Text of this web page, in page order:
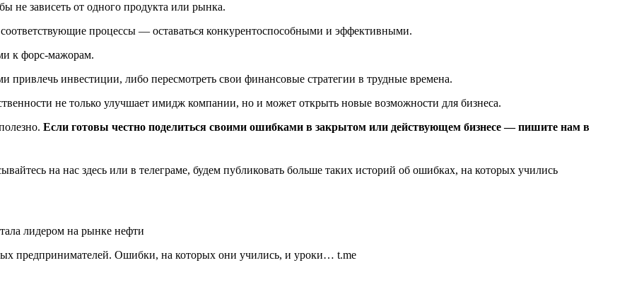
не зависеть от одного продукта или рынка.
процессы — оставаться конкурентоспособными и эффективными.
к форс-мажорам.
инвестиции, либо пересмотреть свои финансовые стратегии в трудные времена.
не только улучшает имидж компании, но и может открыть новые возможности для бизнеса.
Если готовы честно поделиться своими ошибками в закрытом или действующем бизнесе — пишите нам в
на нас здесь или в телеграме, будем публиковать больше таких историй об ошибках, на которых учились
предпринимателей. Ошибки, на которых они учились, и уроки… t.me